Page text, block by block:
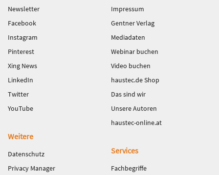
Newsletter
Facebook
Instagram
Pinterest
Xing News
LinkedIn
Twitter
YouTube
Impressum
Gentner Verlag
Mediadaten
Webinar buchen
Video buchen
haustec.de Shop
Das sind wir
Unsere Autoren
haustec-online.at
Weitere
Datenschutz
Privacy Manager
Services
Fachbegriffe